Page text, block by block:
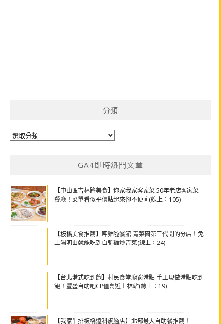
分類
分
GA4即時熱門文章
【中山區吉林路美食】你家我家客家菜 50年老店客家菜
餐廳！菜單看似平價點起來卻不便宜(線上：105)
【板橋美食推薦】呷雞啦餐館 青菜園第三代開的分店！免
上陽明山就能吃到白斬雞炒青菜(線上：24)
【台北港式吃到飽】村民食堂廚窗港點 手工現做港點吃到
飽！豐盛自助吧CP值高近士林站(線上：19)
【我家牛排板橋遠科旗艦店】北部最大自助餐推薦！